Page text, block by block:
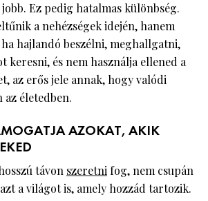
Ez pedig hatalmas különbség.
a nehézségek idején, hanem
hajlandó beszélni, meghallgatni,
keresni, és nem használja ellened a
az erős jele annak, hogy valódi
életedben.
AZOKAT, AKIK
távon szeretni fog, nem csupán
a világot is, amely hozzád tartozik.